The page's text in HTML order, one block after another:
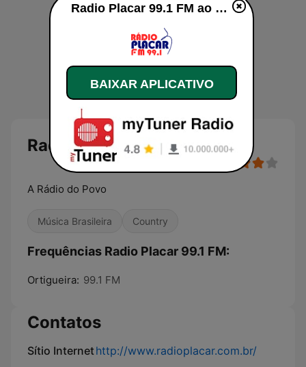
Radio Placar 99.1 FM
A Rádio do Povo
Música Brasileira Country
Frequências Radio Placar 99.1 FM:
Ortigueira: 99.1 FM
Contatos
Sítio Internethttp://www.radioplacar.com.br/
Radio Placar 99.1 FM ao vivo
BAIXAR APLICATIVO